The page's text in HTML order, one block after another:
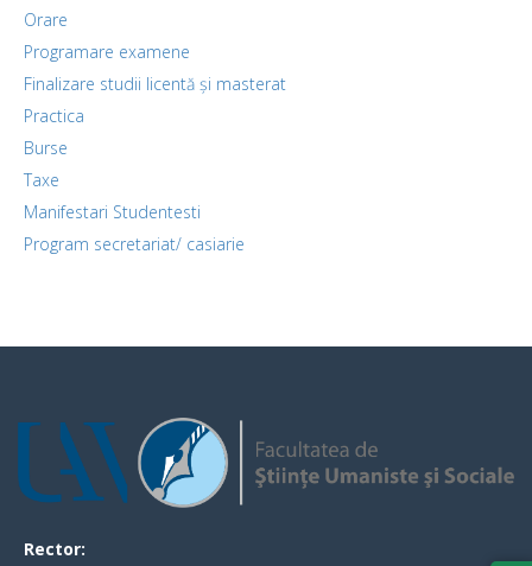
Orare
Programare examene
Finalizare studii licentă și masterat
Practica
Burse
Taxe
Manifestari Studentesti
Program secretariat/ casiarie
Rector: